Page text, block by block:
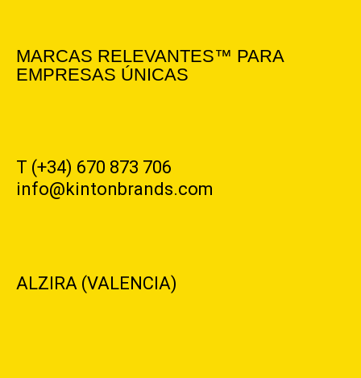
MARCAS RELEVANTES™ PARA
EMPRESAS ÚNICAS
T (+34) 670 873 706
info@kintonbrands.com
ALZIRA (VALENCIA)